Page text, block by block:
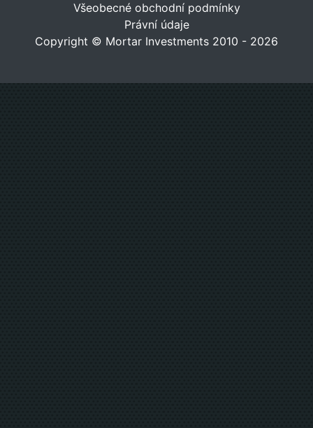
Všeobecné obchodní podmínky
Právní údaje
Copyright © Mortar Investments 2010 - 2026